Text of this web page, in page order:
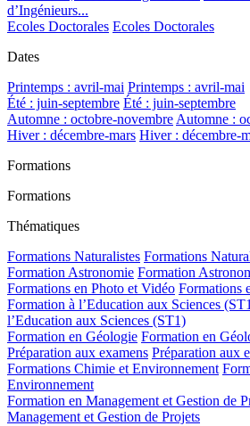
d’Ingénieurs...
Ecoles Doctorales Ecoles Doctorales
Dates
Printemps : avril-mai Printemps : avril-mai
Été : juin-septembre Été : juin-septembre
Automne : octobre-novembreAutomne :
Hiver : décembre-mars Hiver : décembre-
Formations
Formations
Thématiques
Formations Naturalistes Formations
Formation Astronomie Formation
Formations en Photo et Vidéo Formations
Formation à l’Education aux Sciences
l’Education aux Sciences (ST1)
Formation en Géologie Formation en
Préparation aux examens Préparation aux
Formations Chimie et Environnement
Environnement
Formation en Management et Gestion de
Management et Gestion de Projets